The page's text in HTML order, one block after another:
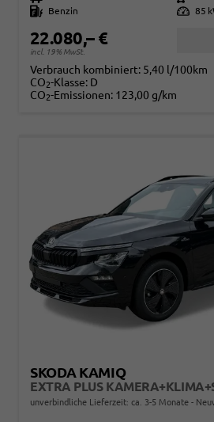
Kraftstoff
Benzin Leistung 85
22.080,– €
incl. 19% MwSt.
Verbrauch kombiniert: 5,40 l/100km
CO2-Klasse: D
CO2-Emissionen: 123,00 g/km
SKODA KAMIQ
unverbindliche Lieferzeit: ca. 3-5 Monate